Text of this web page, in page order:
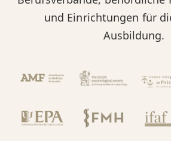
und Einrichtungen für
Ausbildung.